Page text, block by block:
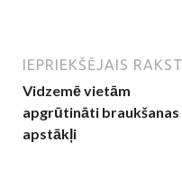
IEPRIEKŠĒJAIS
Vidzemē vietām
apgrūtināti braukšanas
apstākļi